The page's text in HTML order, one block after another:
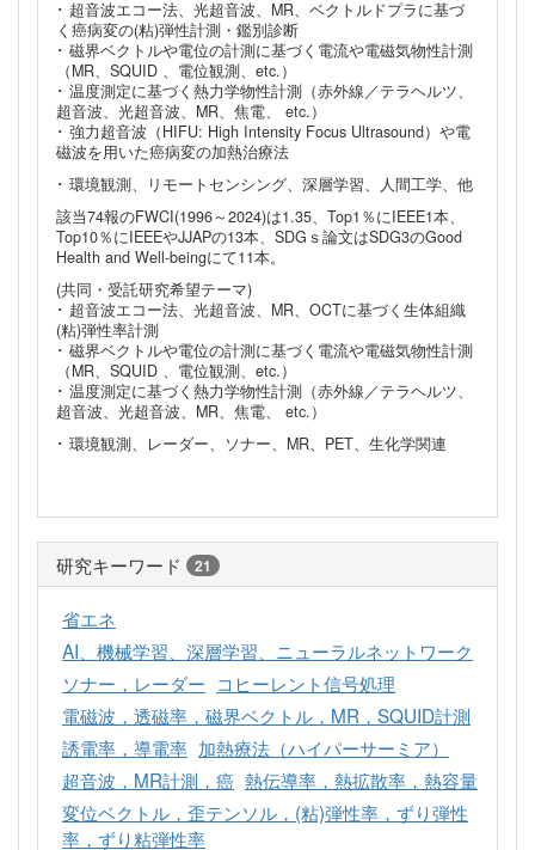
･ 超音波エコー法、光超音波、MR、ベクトルドプラに基づ
く癌病変の(粘)弾性計測・鑑別診断
･ 磁界ベクトルや電位の計測に基づく電流や電磁気物性計測
（MR、SQUID 、電位観測、etc.）
･ 温度測定に基づく熱力学物性計測（赤外線／テラヘルツ、
超音波、光超音波、MR、焦電、 etc.）
･ 強力超音波（HIFU: High Intensity Focus Ultrasound）や電
磁波を用いた癌病変の加熱治療法
･ 環境観測、リモートセンシング、深層学習、人間工学、他
該当74報のFWCI(1996～2024)は1.35、Top1％にIEEE1本、
Top10％にIEEEやJJAPの13本、SDGｓ論文はSDG3のGood
Health and Well-beingにて11本。
(共同・受託研究希望テーマ)
･ 超音波エコー法、光超音波、MR、OCTに基づく生体組織
(粘)弾性率計測
･ 磁界ベクトルや電位の計測に基づく電流や電磁気物性計測
（MR、SQUID 、電位観測、etc.）
･ 温度測定に基づく熱力学物性計測（赤外線／テラヘルツ、
超音波、光超音波、MR、焦電、 etc.）
･ 環境観測、レーダー、ソナー、MR、PET、生化学関連
研究キーワード 21
省エネ
AI、機械学習、深層学習、ニューラルネットワーク
ソナー，レーダー コヒーレント信号処理
電磁波，透磁率，磁界ベクトル，MR，SQUID計測
誘電率，導電率 加熱療法（ハイパーサーミア）
超音波，MR計測，癌 熱伝導率，熱拡散率，熱容量
変位ベクトル，歪テンソル，(粘)弾性率，ずり弾性
率，ずり粘弾性率